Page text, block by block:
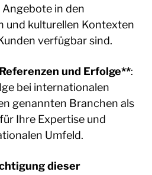
in den
und kulturellen Kontexten
verfügbar sind.
und Erfolge**:
bei internationalen
genannten Branchen als
Ihre Expertise und
Umfeld.
dieser